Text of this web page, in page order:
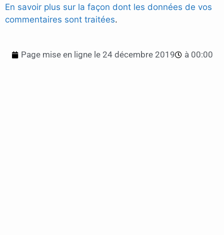
En savoir plus sur la façon dont les données de vos
commentaires sont traitées.
Page mise en ligne le 24 décembre 2019 à 00:00